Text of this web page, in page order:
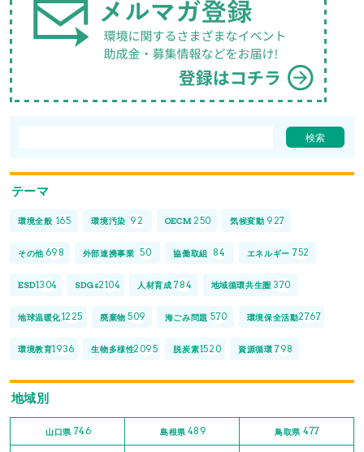
テーマ
環境全般 165 環境汚染 92 OECM 250 気候変動 927
その他 698 外部連携事業 50 協働取組 84 エネルギー 752
ESD1304 SDGs2104 人材育成 784 地域循環共生圏 370
地球温暖化1225 廃棄物 509 海ごみ問題 570 環境保全活動2767
環境教育1936 生物多様性2095 脱炭素1520 資源循環 798
地域別
山口県 746 島根県 489 鳥取県 477